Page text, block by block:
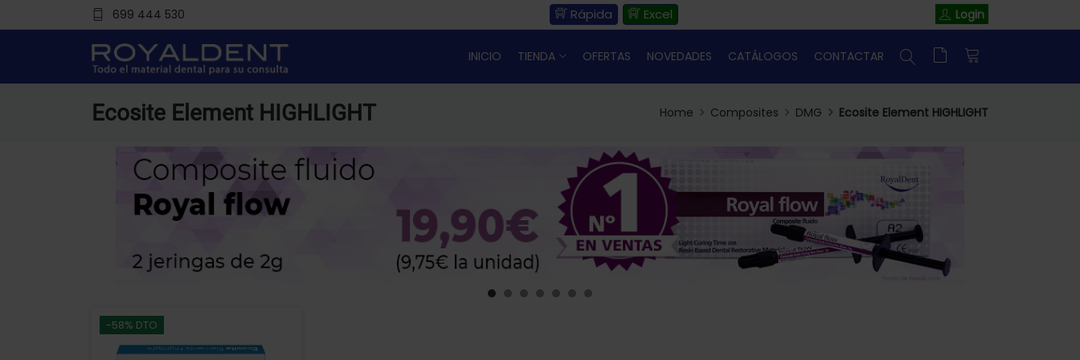
699 444 530 Rápida Excel Login
INICIO TIENDA OFERTAS NOVEDADES CATÁLOGOS CONTACTAR
Ecosite Element HIGHLIGHT Home Composites DMG Ecosite Element HIGHLIGHT
-58% DTO